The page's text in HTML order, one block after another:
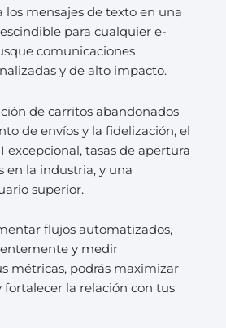
los mensajes de texto en una
para cualquier e-
comunicaciones
y de alto impacto.
de carritos abandonados
de envíos y la fidelización, el
excepcional, tasas de apertura
en la industria, y una
superior.
flujos automatizados,
y medir
métricas, podrás maximizar
fortalecer la relación con tus